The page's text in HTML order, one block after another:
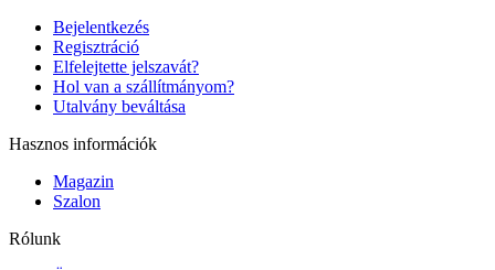
Bejelentkezés
Regisztráció
Elfelejtette jelszavát?
Hol van a szállítmányom?
Utalvány beváltása
Hasznos információk
Magazin
Szalon
Rólunk